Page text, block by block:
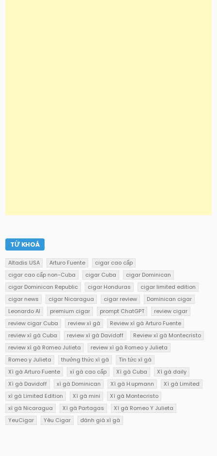
TỪ KHOÁ
Altadis USA Arturo Fuente
cigar cao cấp
cigar cao cấp non-Cuba
cigar Cuba
cigar Dominican
cigar Dominican Republic
cigar Honduras
cigar limited edition
cigar news
cigar Nicaragua cigar review
Dominican cigar
Leonardo AI
premium cigar prompt ChatGPT
review cigar
review cigar Cuba
review xì gà
Review xì gà Arturo Fuente
review xì gà Cuba
review xì gà Davidoff
Review xì gà Montecristo
review xì gà Romeo Julieta
review xì gà Romeo y Julieta
Romeo y Julieta
thưởng thức xì gà
Tin tức xì gà
Xì gà Arturo Fuente
xì gà cao cấp Xì gà Cuba
Xì gà daily
Xì gà Davidoff
xì gà Dominican Xì gà H.upmann
Xì gà Limited
xì gà Limited Edition
Xì gà mini
Xì gà Montecristo
xì gà Nicaragua
Xì gà Partagas
Xì gà Romeo Y Julieta
YeuCigar
Yêu Cigar đánh giá xì gà